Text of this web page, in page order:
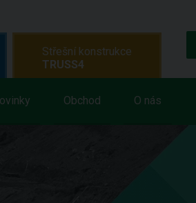
Obchod O nás
Střešní konstrukce
TRUSS4